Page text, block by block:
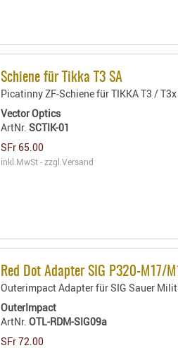
Schiene für Tikka T3 SA
Picatinny ZF-Schiene für TIKKA T3 /
Vector Optics
ArtNr.SCTIK-01
SFr 65.00
inkl.MwSt - zzgl.Versand
Red Dot Adapter SIG P320-M17/
Outerimpact Adapter für SIG Sauer
OuterImpact
ArtNr.OTL-RDM-SIG09a
SFr 72.00